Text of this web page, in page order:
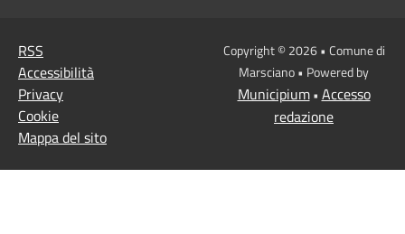
RSS
Accessibilità
Privacy
Cookie
Mappa del sito
Copyright © 2026 • Comune di
Marsciano • Powered by
Municipium• Accesso
redazione